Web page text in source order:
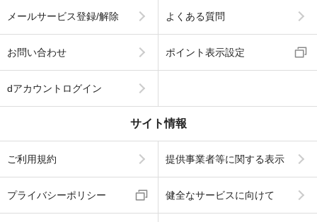
メールサービス登録/解除 よくある質問
お問い合わせ ポイント表示設定
dアカウントログイン
サイト情報
ご利用規約 提供事業者等に関する表示
プライバシーポリシー 健全なサービスに向けて